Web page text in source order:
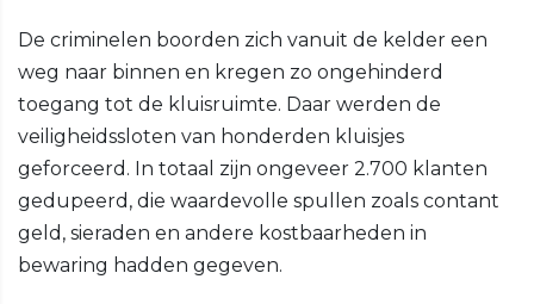
De criminelen boorden zich vanuit de kelder een
weg naar binnen en kregen zo ongehinderd
toegang tot de kluisruimte. Daar werden de
veiligheidssloten van honderden kluisjes
geforceerd. In totaal zijn ongeveer 2.700 klanten
gedupeerd, die waardevolle spullen zoals contant
geld, sieraden en andere kostbaarheden in
bewaring hadden gegeven.